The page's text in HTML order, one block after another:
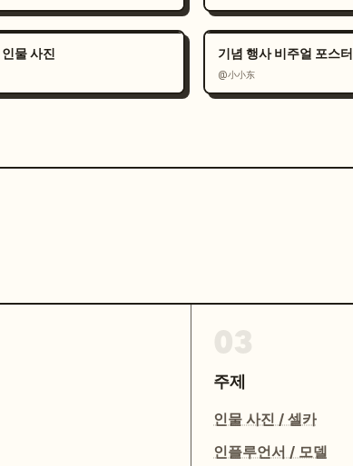
물 사진 기념 행사 비주얼 포스터
@小小东
주제
인물 사진 / 셀카
인플루언서 / 모델